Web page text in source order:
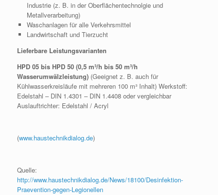
Industrie (z. B. in der Oberflächentechnolgie und
Metallverarbeitung)
Waschanlagen für alle Verkehrsmittel
Landwirtschaft und Tierzucht
Lieferbare Leistungsvarianten
HPD 05 bis HPD 50 (0,5 m³/h bis 50 m³/h
Wasserumwälzleistung) (Geeignet z. B. auch für
Kühlwasserkreisläufe mit mehreren 100 m³ Inhalt) Werkstoff:
Edelstahl – DIN 1.4301 – DIN 1.4408 oder vergleichbar
Auslauftrichter: Edelstahl / Acryl
(www.haustechnikdialog.de)
Quelle:
http://www.haustechnikdialog.de/News/18100/Desinfektion-
Praevention-gegen-Legionellen